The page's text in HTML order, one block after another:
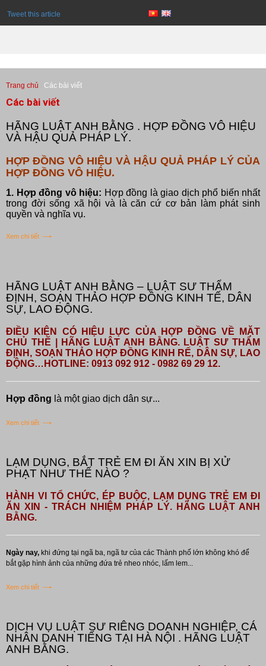
Tweet this article
Trang chủ Các bài viết
Các bài viết
HÃNG LUẬT ANH BẰNG . HỢP ĐỒNG VÔ HIỆU
VÀ HẬU QUẢ PHÁP LÝ.
HỢP ĐỒNG VÔ HIỆU VÀ HẬU QUẢ PHÁP LÝ CỦA
HỢP ĐỒNG VÔ HIỆU.
1. Hợp đồng vô hiệu: Hợp đồng là giao dịch phổ biến nhất
trong đời sống xã hội và là căn cứ cơ bản làm phát sinh
quyền và nghĩa vụ.
Xem chi tiết
HÃNG LUẬT ANH BẰNG – LUẬT SƯ THẨM
ĐỊNH, SOẠN THẢO HỢP ĐỒNG KINH TẾ, DÂN
SỰ, LAO ĐỘNG.
ĐIỀU KIỆN CÓ HIỆU LỰC CỦA HỢP ĐỒNG VỀ MẶT
CHỦ THỂ | HÃNG LUẬT ANH BẰNG. LUẬT SƯ THẨM
ĐỊNH, SOẠN THẢO HỢP ĐỒNG KINH RẾ, DÂN SỰ, LAO
ĐỘNG…HOTLINE: 0913 092 912 - 0982 69 29 12.
Hợp đồng là một giao dịch dân sự...
Xem chi tiết
LẠM DỤNG, BẮT TRẺ EM ĐI ĂN XIN BỊ XỬ
PHẠT NHƯ THẾ NÀO ?
HÀNH VI TỔ CHỨC, ÉP BUỘC, LẠM DỤNG TRẺ EM ĐI
ĂN XIN - TRÁCH NHIỆM PHÁP LÝ. HÃNG LUẬT ANH
BẰNG.
Ngày nay, khi đứng tại ngã ba, ngã tư của các Thành phố lớn không khó để
bắt gặp hình ảnh của những đứa trẻ nheo nhóc, lấm lem...
Xem chi tiết
DỊCH VỤ LUẬT SƯ RIÊNG DOANH NGHIỆP, CÁ
NHÂN DANH TIẾNG TẠI HÀ NỘI . HÃNG LUẬT
ANH BẰNG.